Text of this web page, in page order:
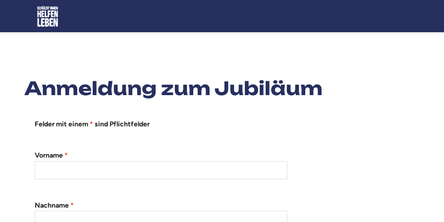
Anmeldung zum Jubiläum
Felder mit einem * sind Pflichtfelder
Vorname *
Nachname *